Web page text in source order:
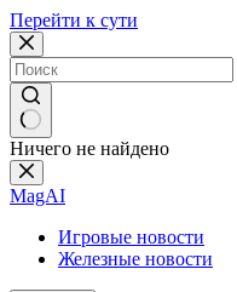
Перейти к сути
Ничего не найдено
MagAI
Игровые новости
Железные новости